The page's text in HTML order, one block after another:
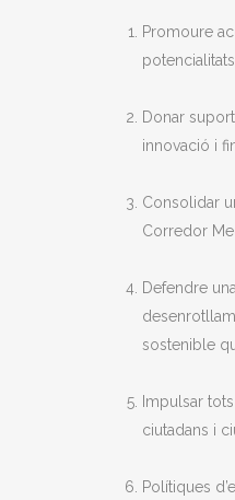
Promoure
potencialitats
Donar
innovació i
Consolidar
Corredor
Defendre
sostenible
Impulsar
ciutadans i
Polítiques